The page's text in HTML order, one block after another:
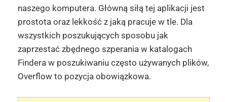
naszego komputera. Główną siłą tej aplikacji jest
prostota oraz lekkość z jaką pracuje w tle. Dla
wszystkich poszukujących sposobu jak
zaprzestać zbędnego szperania w katalogach
Findera w poszukiwaniu często używanych plików,
Overflow to pozycja obowiązkowa.